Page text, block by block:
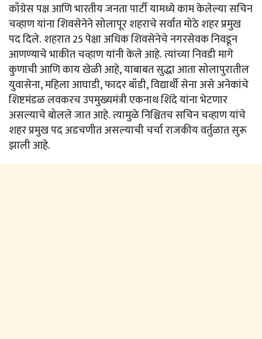
काँग्रेस पक्ष आणि भारतीय जनता पार्टी यामध्ये काम केलेल्या सचिन
चव्हाण यांना शिवसेनेने सोलापूर शहराचे सर्वात मोठे शहर प्रमुख
पद दिले. शहरात 25 पेक्षा अधिक शिवसेनेचे नगरसेवक निवडून
आणण्याचे भाकीत चव्हाण यांनी केले आहे. त्यांच्या निवडी मागे
कुणाची आणि काय खेळी आहे, याबाबत सुद्धा आता सोलापुरातील
युवासेना, महिला आघाडी, फादर बॉडी, विद्यार्थी सेना असे अनेकांचे
शिष्टमंडळ लवकरच उपमुख्यमंत्री एकनाथ शिंदे यांना भेटणार
असल्याचे बोलले जात आहे. त्यामुळे निश्चितच सचिन चव्हाण यांचे
शहर प्रमुख पद अडचणीत असल्याची चर्चा राजकीय वर्तुळात सुरू
झाली आहे.